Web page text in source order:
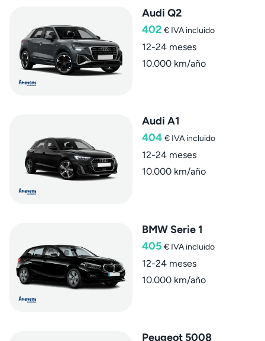
Audi Q2
402 € IVA incluido
12-24 meses
10.000 km/año
Audi A1
404 € IVA incluido
12-24 meses
10.000 km/año
BMW Serie 1
405 € IVA incluido
12-24 meses
10.000 km/año
Peugeot 5008